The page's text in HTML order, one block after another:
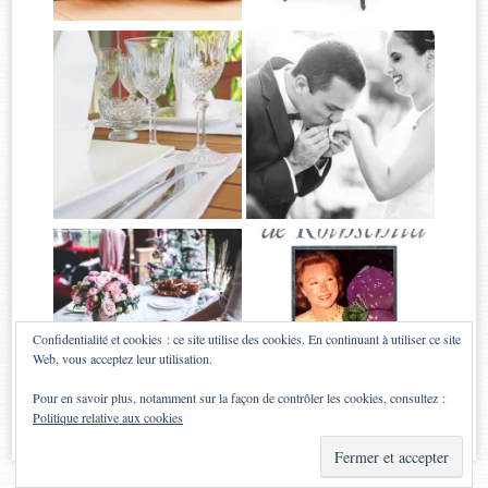
Theme: Sugar & Spice byWebTuts.
Confidentialité et cookies : ce site utilise des cookies. En continuant à utiliser ce site
Web, vous acceptez leur utilisation.
Pour en savoir plus, notamment sur la façon de contrôler les cookies, consultez :
Politique relative aux cookies